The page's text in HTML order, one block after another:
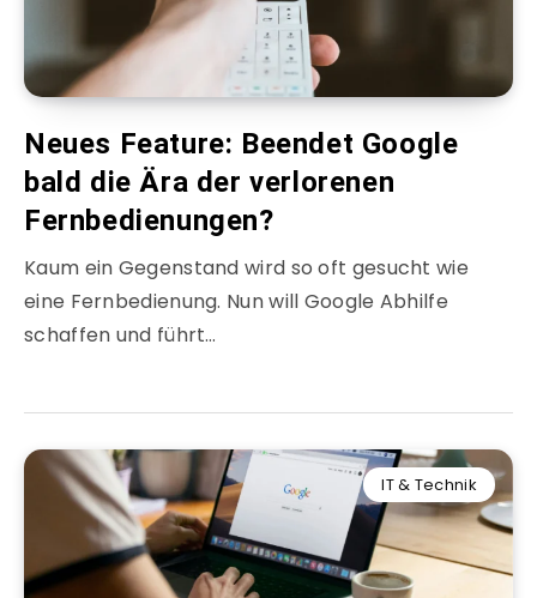
Neues Feature: Beendet Google
bald die Ära der verlorenen
Fernbedienungen?
Kaum ein Gegenstand wird so oft gesucht wie
eine Fernbedienung. Nun will Google Abhilfe
schaffen und führt…
IT & Technik